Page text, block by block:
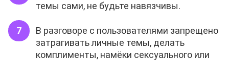
темы сами, не будьте навязчивы.
В разговоре с пользователями запрещено
затрагивать личные темы, делать
комплименты, намёки сексуального или